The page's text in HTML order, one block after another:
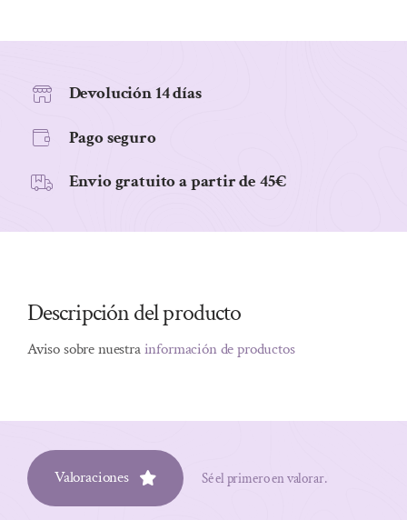
cantidad
Devolución 14 días
Pago seguro
Envio gratuito a partir de 45€
Descripción del producto
Aviso sobre nuestrainformación de productos
Valoraciones Sé el primero en valorar.